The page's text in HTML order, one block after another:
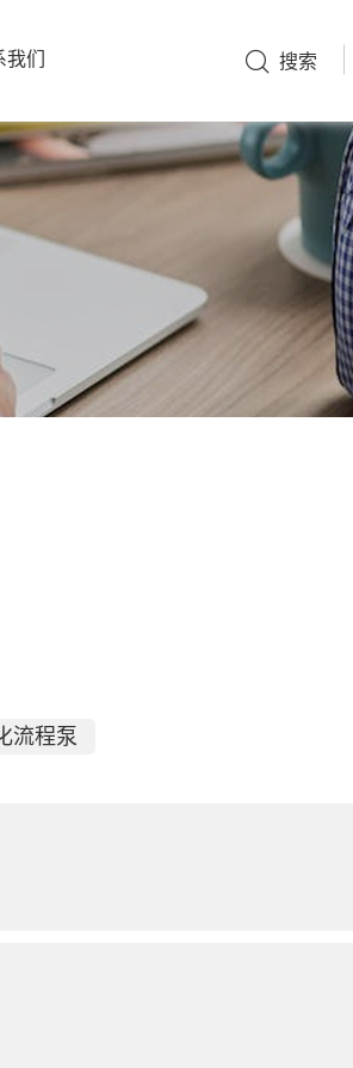
们 搜索
流程泵